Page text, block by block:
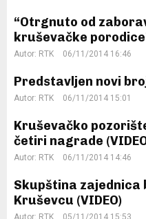
“Otrgnuto od
kruševačke
Autor: RTK 06/11/2014 16:46
Predstavljen novi
Autor: RTK 06/11/2014 15:01
Kruševačko
četiri nagrade
Autor: RTK 06/11/2014 14:46
Skupština
Kruševcu (VIDEO)
Autor: RTK 05/11/2014 15:53